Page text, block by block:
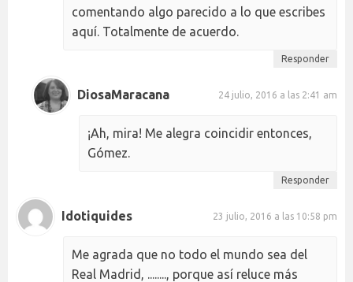
comentando algo parecido a lo que escribes
aquí. Totalmente de acuerdo.
Responder
DiosaMaracana 24 julio, 2016 a las 2:41 am
¡Ah, mira! Me alegra coincidir entonces,
Gómez.
Responder
Idotiquides 23 julio, 2016 a las 10:58 pm
Me agrada que no todo el mundo sea del
Real Madrid, ........, porque así reluce más